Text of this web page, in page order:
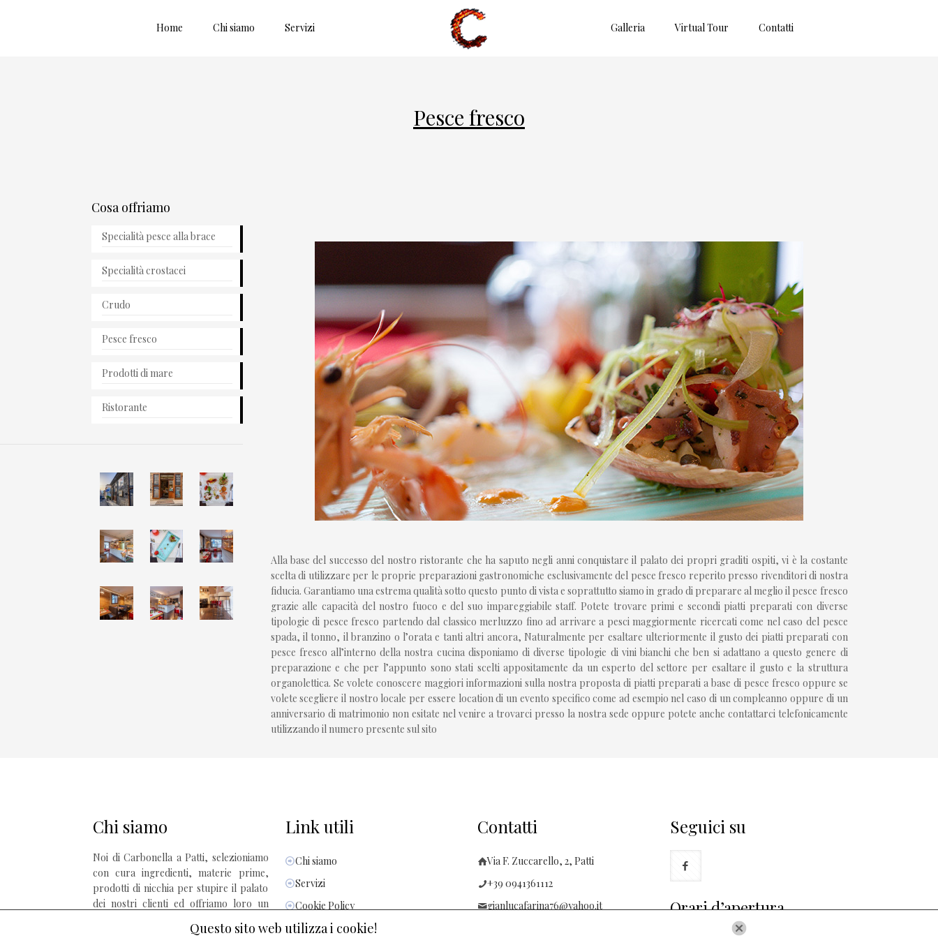
Home Chi siamo Servizi Galleria Virtual Tour Contatti
Pesce fresco
Alla base del successo del nostro ristorante che ha saputo negli anni conquistare il palato dei propri graditi ospiti, vi è la costante
scelta di utilizzare per le proprie preparazioni gastronomiche esclusivamente del pesce fresco reperito presso rivenditori di nostra
fiducia. Garantiamo una estrema qualità sotto questo punto di vista e soprattutto siamo in grado di preparare al meglio il pesce fresco
grazie alle capacità del nostro fuoco e del suo impareggiabile staff. Potete trovare primi e secondi piatti preparati con diverse
tipologie di pesce fresco partendo dal classico merluzzo fino ad arrivare a pesci maggiormente ricercati come nel caso del pesce
spada, il tonno, il branzino o l’orata e tanti altri ancora, Naturalmente per esaltare ulteriormente il gusto dei piatti preparati con
pesce fresco all’interno della nostra cucina disponiamo di diverse tipologie di vini bianchi che ben si adattano a questo genere di
preparazione e che per l’appunto sono stati scelti appositamente da un esperto del settore per esaltare il gusto e la struttura
organolettica. Se volete conoscere maggiori informazioni sulla nostra proposta di piatti preparati a base di pesce fresco oppure se
volete scegliere il nostro locale per essere location di un evento specifico come ad esempio nel caso di un compleanno oppure di un
anniversario di matrimonio non esitate nel venire a trovarci presso la nostra sede oppure potete anche contattarci telefonicamente
utilizzando il numero presente sul sito
Cosa offriamo
Specialità pesce alla brace
Specialità crostacei
Crudo
Pesce fresco
Prodotti di mare
Ristorante
Chi siamo
Noi di Carbonella a Patti, selezioniamo
con cura ingredienti, materie prime,
prodotti di nicchia per stupire il palato
dei nostri clienti ed offriamo loro un
ambiente rilassante e ricercato
Link utili
Chi siamo
Servizi
Cookie Policy
Privacy Policy
Contatti
Via F. Zuccarello, 2, Patti
+39 0941361112
gianlucafarina76@yahoo.it
Seguici su
Orari d’apertura
12.00 – 02.00
Questo sito web utilizza i cookie!